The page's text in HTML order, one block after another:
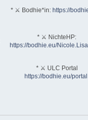
* ⚔ Bodhie*in: https://
* ⚔ NichteHP:
https://bodhie.eu/
* ⚔ ULC Portal
https://bodhie.eu/portal